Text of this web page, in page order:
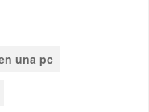
una pc